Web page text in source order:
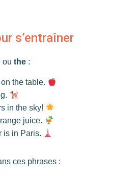
s’entraîner
outhe :
the table.
in the sky!
juice.
is in Paris.
ces phrases :